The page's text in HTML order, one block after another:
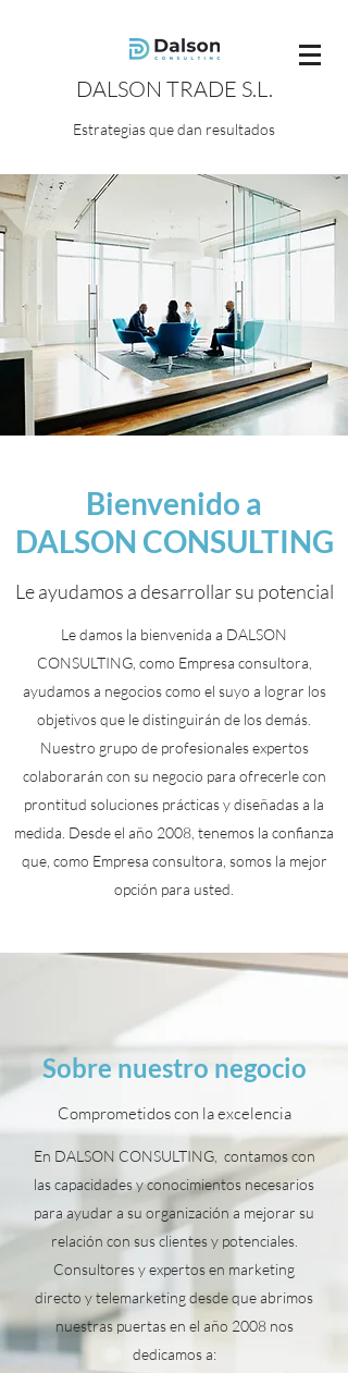
DALSON TRADE S.L.
Estrategias que dan resultados
Comprometidos con la excelencia
Sobre nuestro negocio
En DALSON CONSULTING, contamos con
las capacidades y conocimientos necesarios
para ayudar a su organización a mejorar su
relación con sus clientes y potenciales.
Consultores y expertos en marketing
directo y telemarketing desde que abrimos
nuestras puertas en el año 2008 nos
dedicamos a:
Bienvenido a
DALSON CONSULTING
Le ayudamos a desarrollar su potencial
Le damos la bienvenida a DALSON
CONSULTING, como Empresa consultora,
ayudamos a negocios como el suyo a lograr los
objetivos que le distinguirán de los demás.
Nuestro grupo de profesionales expertos
colaborarán con su negocio para ofrecerle con
prontitud soluciones prácticas y diseñadas a la
medida. Desde el año 2008, tenemos la confianza
que, como Empresa consultora, somos la mejor
opción para usted.